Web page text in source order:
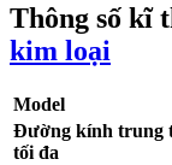
Thông số kĩ
kim loại
Model
Đường kính trung
tối đa